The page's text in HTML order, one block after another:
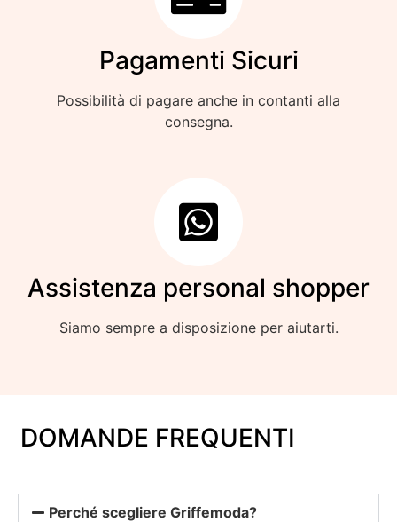
Pagamenti Sicuri
Possibilità di pagare anche in contanti alla
consegna.
Assistenza personal shopper
Siamo sempre a disposizione per aiutarti.
DOMANDE FREQUENTI
Perché scegliere Griffemoda?